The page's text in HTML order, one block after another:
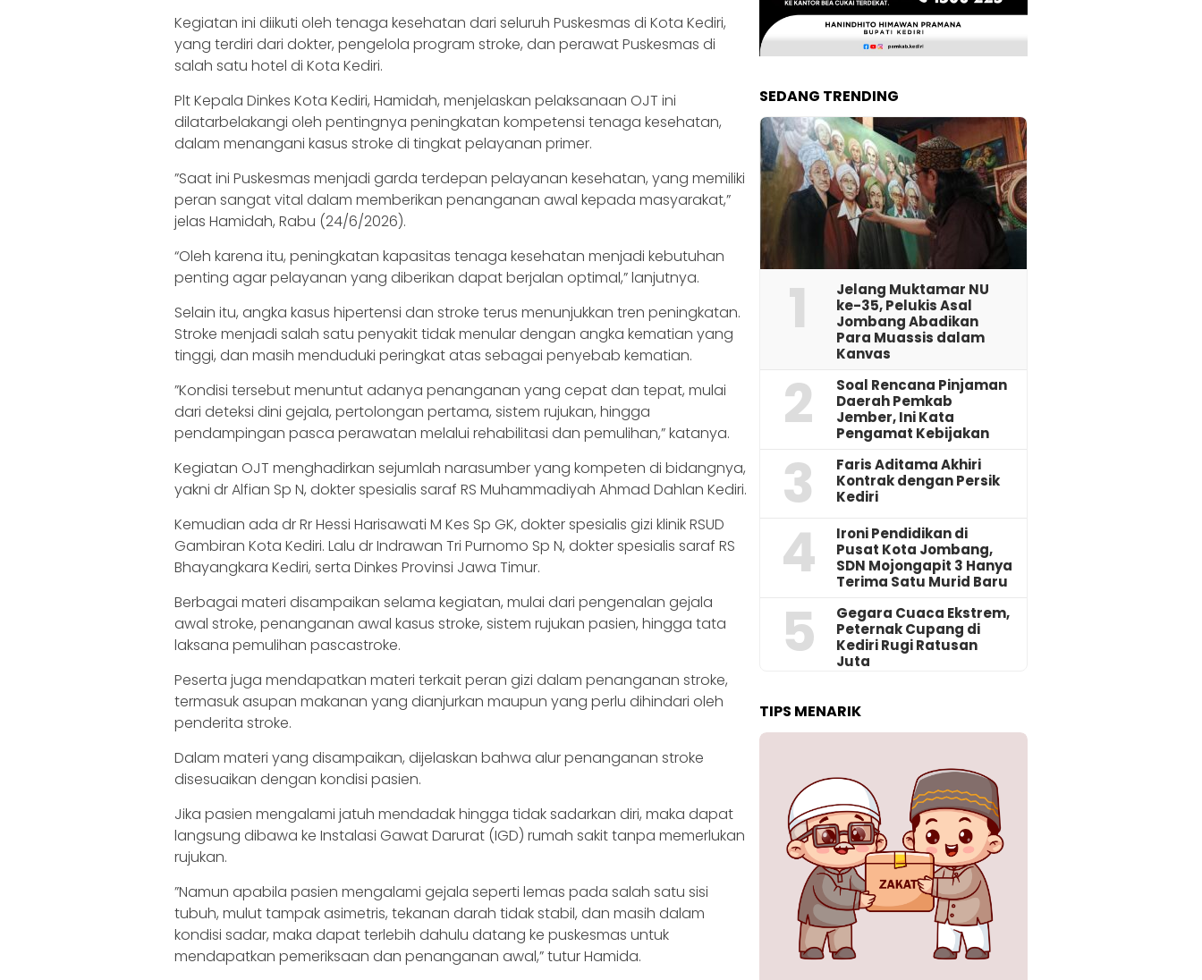
‎‎Kegiatan ini diikuti oleh tenaga kesehatan dari seluruh Puskesmas di Kota Kediri,
yang terdiri dari dokter, pengelola program stroke, dan perawat Puskesmas di
salah satu hotel di Kota Kediri.
‎‎Plt Kepala Dinkes Kota Kediri, Hamidah, menjelaskan pelaksanaan OJT ini
dilatarbelakangi oleh pentingnya peningkatan kompetensi tenaga kesehatan,
dalam menangani kasus stroke di tingkat pelayanan primer.
‎”Saat ini Puskesmas menjadi garda terdepan pelayanan kesehatan, yang memiliki
peran sangat vital dalam memberikan penanganan awal kepada masyarakat,”
jelas Hamidah, Rabu (24/6/2026).
“Oleh karena itu, peningkatan kapasitas tenaga kesehatan menjadi kebutuhan
penting agar pelayanan yang diberikan dapat berjalan optimal,” lanjutnya.
‎Selain itu, angka kasus hipertensi dan stroke terus menunjukkan tren peningkatan.
Stroke menjadi salah satu penyakit tidak menular dengan angka kematian yang
tinggi, dan masih menduduki peringkat atas sebagai penyebab kematian.
‎‎”Kondisi tersebut menuntut adanya penanganan yang cepat dan tepat, mulai
dari deteksi dini gejala, pertolongan pertama, sistem rujukan, hingga
pendampingan pasca perawatan melalui rehabilitasi dan pemulihan,” katanya.
‎‎Kegiatan OJT menghadirkan sejumlah narasumber yang kompeten di bidangnya,
yakni dr Alfian Sp N, dokter spesialis saraf RS Muhammadiyah Ahmad Dahlan Kediri.
Kemudian ada dr Rr Hessi Harisawati M Kes Sp GK, dokter spesialis gizi klinik RSUD
Gambiran Kota Kediri. Lalu dr Indrawan Tri Purnomo Sp N, dokter spesialis saraf RS
Bhayangkara Kediri, serta Dinkes Provinsi Jawa Timur.
‎‎Berbagai materi disampaikan selama kegiatan, mulai dari pengenalan gejala
awal stroke, penanganan awal kasus stroke, sistem rujukan pasien, hingga tata
laksana pemulihan pascastroke.
Peserta juga mendapatkan materi terkait peran gizi dalam penanganan stroke,
termasuk asupan makanan yang dianjurkan maupun yang perlu dihindari oleh
penderita stroke.
‎‎Dalam materi yang disampaikan, dijelaskan bahwa alur penanganan stroke
disesuaikan dengan kondisi pasien.
Jika pasien mengalami jatuh mendadak hingga tidak sadarkan diri, maka dapat
langsung dibawa ke Instalasi Gawat Darurat (IGD) rumah sakit tanpa memerlukan
rujukan.
‎‎”Namun apabila pasien mengalami gejala seperti lemas pada salah satu sisi
tubuh, mulut tampak asimetris, tekanan darah tidak stabil, dan masih dalam
kondisi sadar, maka dapat terlebih dahulu datang ke puskesmas untuk
mendapatkan pemeriksaan dan penanganan awal,” tutur Hamida.
SEDANG TRENDING
1
Jelang Muktamar NU
ke-35, Pelukis Asal
Jombang Abadikan
Para Muassis dalam
Kanvas
2
‎Soal Rencana Pinjaman
Daerah Pemkab
Jember, Ini Kata
Pengamat Kebijakan ‎
3
Faris Aditama Akhiri
Kontrak dengan Persik
Kediri
4
Ironi Pendidikan di
Pusat Kota Jombang,
SDN Mojongapit 3 Hanya
Terima Satu Murid Baru
5
‎Gegara Cuaca Ekstrem,
Peternak Cupang di
Kediri Rugi Ratusan
Juta
TIPS MENARIK